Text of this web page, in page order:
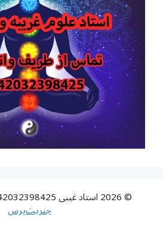
© 2026 استاد غیبی 00442032398425
جنریت‌پرس